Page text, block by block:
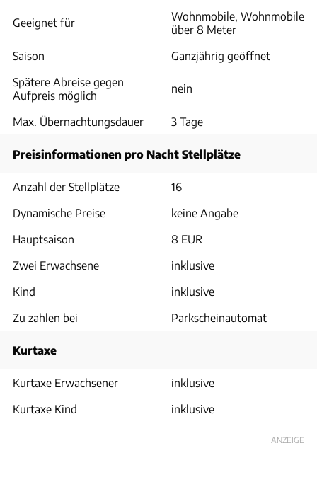
Geeignet für
Wohnmobile, Wohnmobile
über 8 Meter
Saison
Ganzjährig geöffnet
Spätere Abreise gegen
Aufpreis möglich
nein
Max. Übernachtungsdauer 3 Tage
Preisinformationen pro Nacht Stellplätze
Anzahl der Stellplätze
16
Dynamische Preise
keine Angabe
Hauptsaison
8 EUR
Zwei Erwachsene
inklusive
Kind
inklusive
Zu zahlen bei
Parkscheinautomat
Kurtaxe
Kurtaxe Erwachsener
inklusive
Kurtaxe Kind
inklusive
ANZEIGE